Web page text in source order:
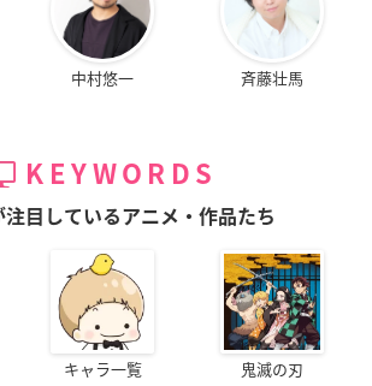
中村悠一 斉藤壮馬
KEYWORDS
注目しているアニメ・作品たち
キャラ一覧 鬼滅の刃